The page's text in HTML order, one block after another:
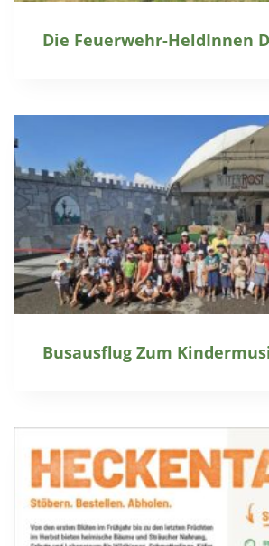
Die Feuerwehr-HeldInnen
Busausflug Zum